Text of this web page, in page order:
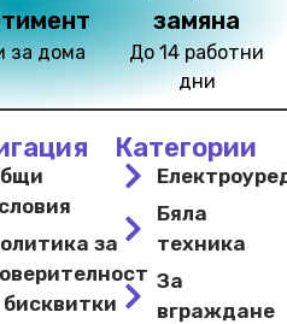
за дома
замяна
До 14 работни
дни
за
бисквитки
Категории
Бяла
техника
За
вграждане